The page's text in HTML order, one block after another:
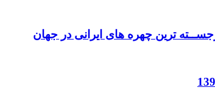
ترین چهره های ایرانی در جهان